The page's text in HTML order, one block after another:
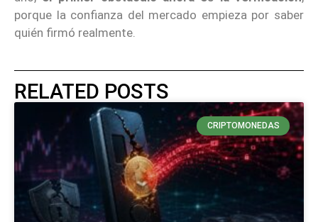
porque la confianza del mercado empieza por saber
quién firmó realmente.
RELATED POSTS
CRIPTOMONEDAS